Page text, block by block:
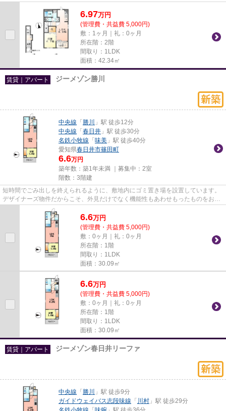
6.97万円
(管理費・共益費 5,000円)
敷：1ヶ月｜礼：0ヶ月
所在階：2階
間取り：1LDK
面積：42.34㎡
賃貸｜アパート ジーメゾン勝川
中央線 「 勝川
」駅 徒歩12分
中央線 「 春日井 」駅 徒歩30分
名鉄小牧線 「 味美 」駅 徒歩40分
愛知県春日井市篠田町
6.6万円
築年数：築1年未満 ｜募集中： 2室
階数：3階建
短時間でごみ出しを終えられるように、敷地内にゴミ置き場を設置しています。
デザイナーズ物件だからこそ、外見だけでなく機能性もあわせもったものをお選
びください。こちらの物件は...
6.6万円
(管理費・共益費 5,000円)
敷：0ヶ月｜礼：0ヶ月
所在階：1階
間取り：1LDK
面積：30.09㎡
6.6万円
(管理費・共益費 5,000円)
敷：0ヶ月｜礼：0ヶ月
所在階：1階
間取り：1LDK
面積：30.09㎡
賃貸｜アパート ジーメゾン春日井リーファ
中央線 「 勝川
」駅 徒歩9分
ガイドウェイバス志段味線 「 川村 」駅 徒歩29分